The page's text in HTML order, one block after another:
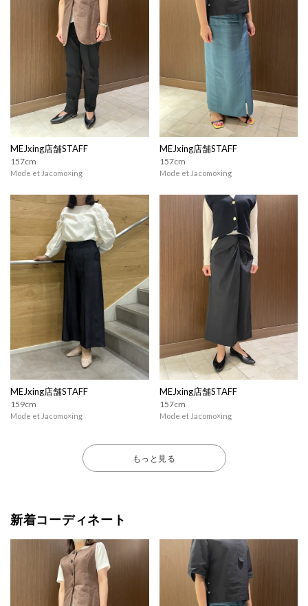
MEJxing店舗STAFF
157cm
Mode et Jacomo×ing
MEJxing店舗STAFF
157cm
Mode et Jacomo×ing
MEJxing店舗STAFF
159cm
Mode et Jacomo×ing
MEJxing店舗STAFF
157cm
Mode et Jacomo×ing
もっと見る
新着コーディネート